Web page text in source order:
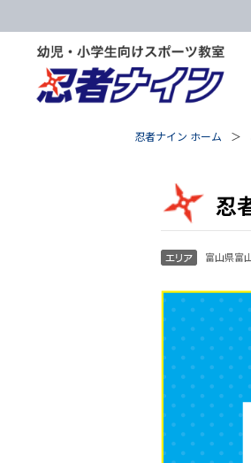
忍者ナイン ホーム
忍
富山県富